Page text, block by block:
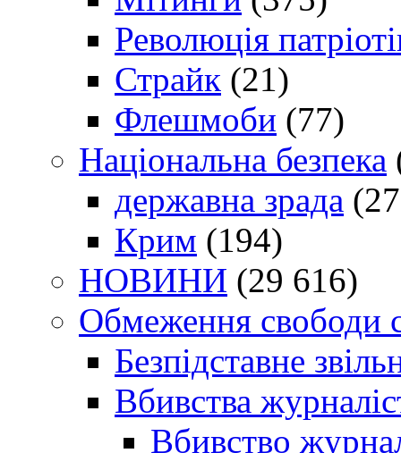
Революція
Страйк (21)
Флешмоби (77)
Національна безпека
державна зрада
Крим (194)
НОВИНИ (29 616)
Обмеження свободи
Безпідставне
Вбивства
Вбивство